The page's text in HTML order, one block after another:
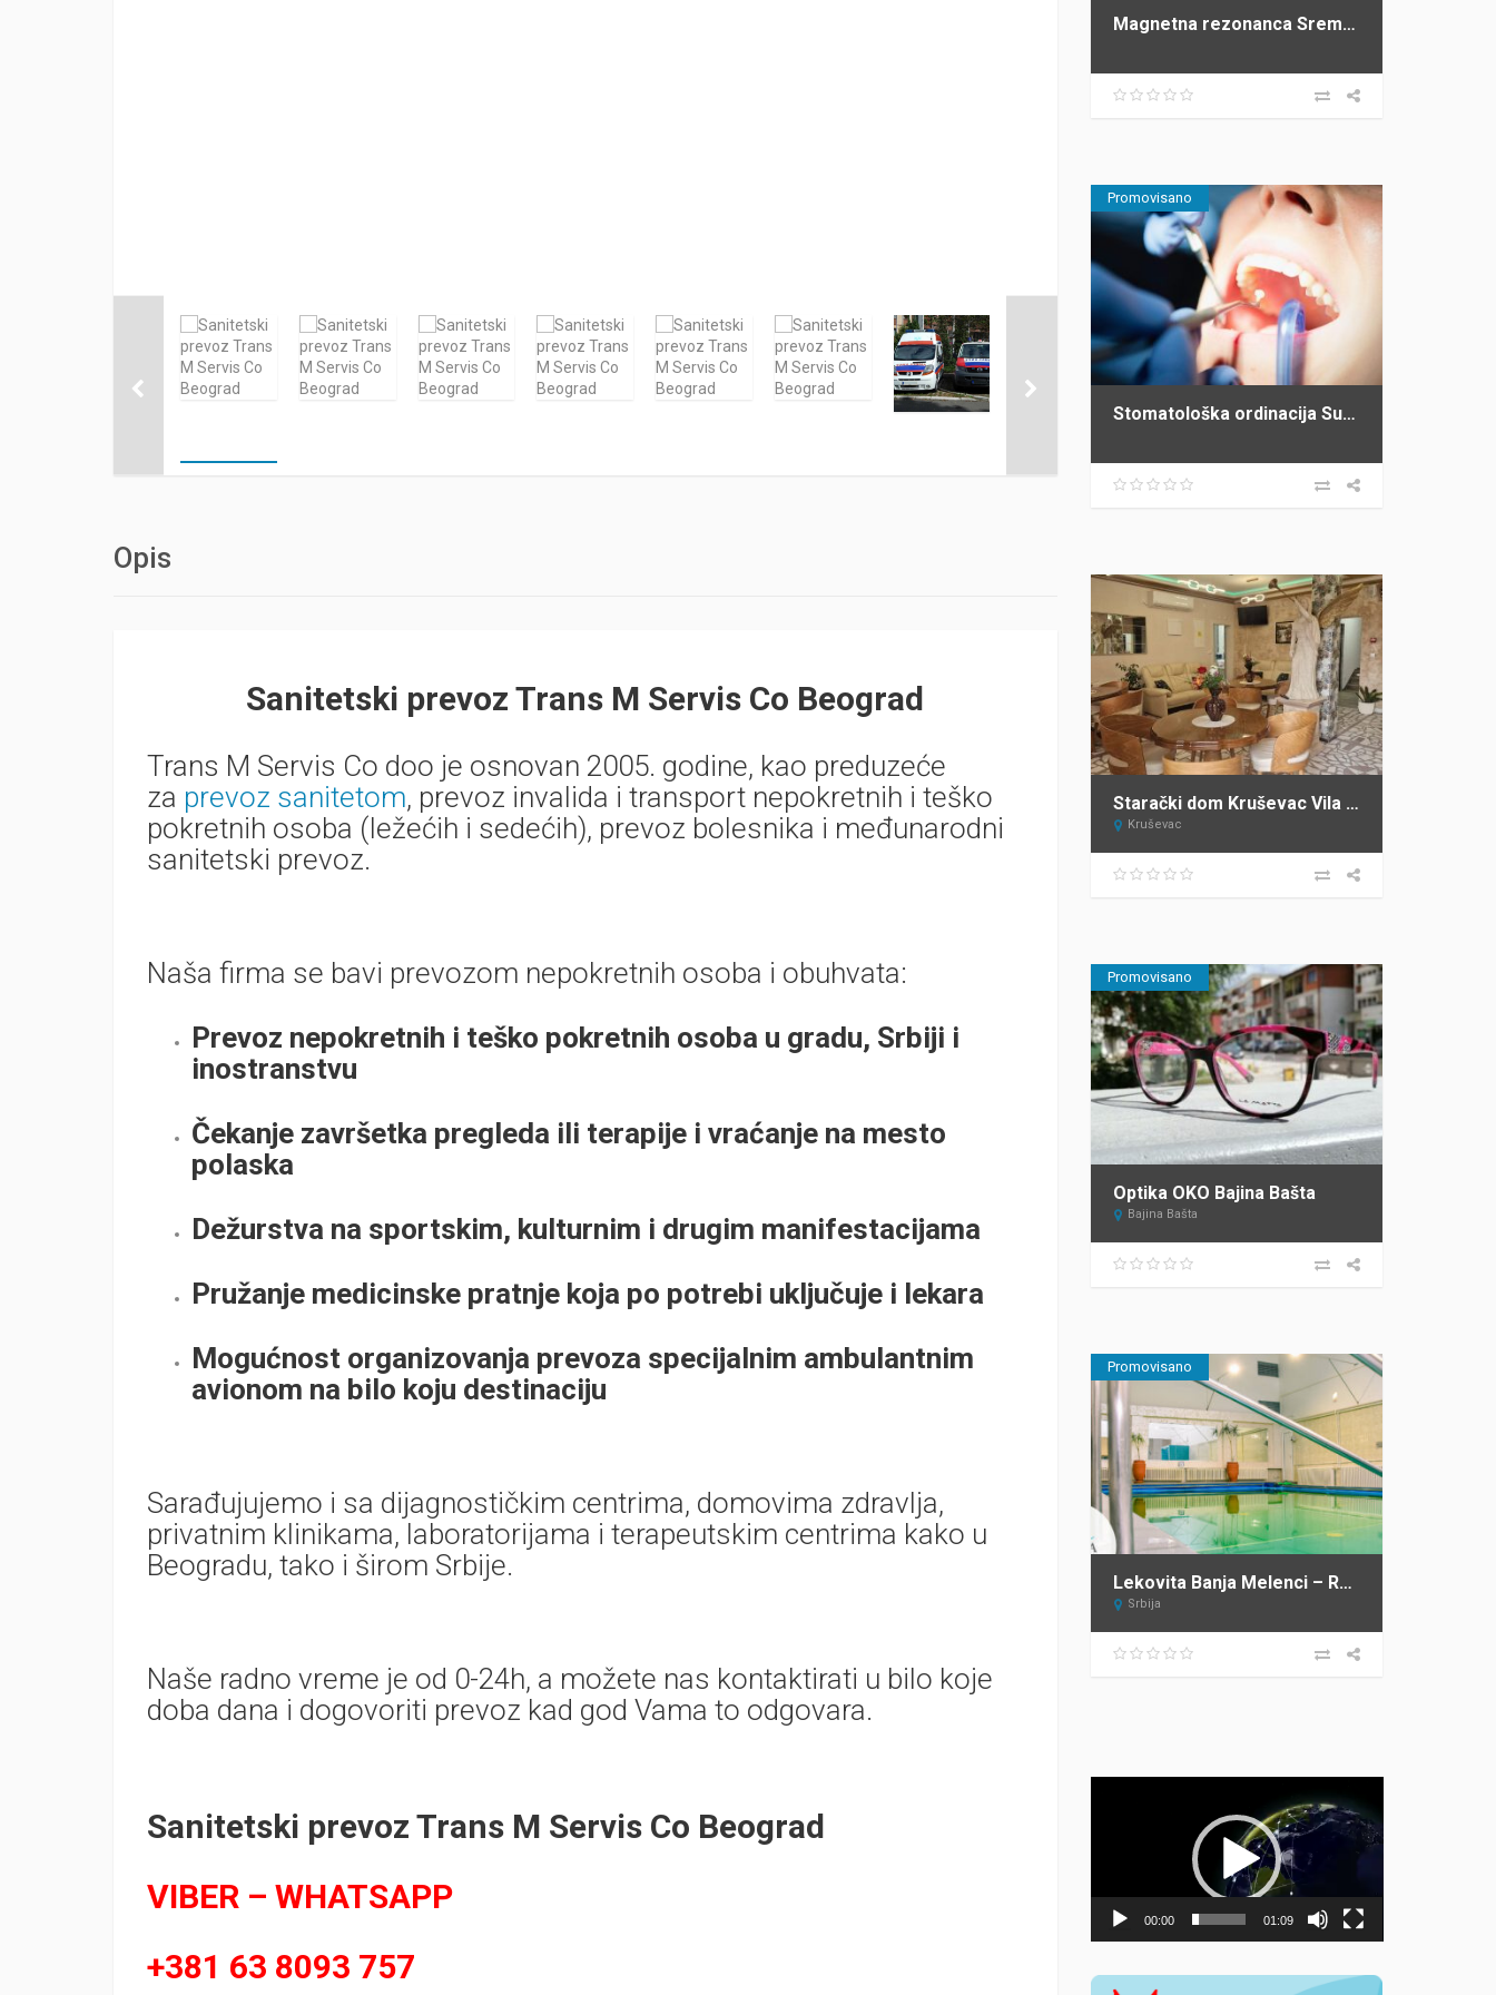
Opis
Sanitetski prevoz Trans M Servis Co Beograd
Trans M Servis Co doo je osnovan 2005. godine, kao preduzeće
za prevoz sanitetom, prevoz invalida i transport nepokretnih i teško
pokretnih osoba (ležećih i sedećih), prevoz bolesnika i međunarodni
sanitetski prevoz.
Naša firma se bavi prevozom nepokretnih osoba i obuhvata:
Prevoz nepokretnih i teško pokretnih osoba u gradu, Srbiji i
inostranstvu
Čekanje završetka pregleda ili terapije i vraćanje na mesto
polaska
Dežurstva na sportskim, kulturnim i drugim manifestacijama
Pružanje medicinske pratnje koja po potrebi uključuje i lekara
Mogućnost organizovanja prevoza specijalnim ambulantnim
avionom na bilo koju destinaciju
Sarađujujemo i sa dijagnostičkim centrima, domovima zdravlja,
privatnim klinikama, laboratorijama i terapeutskim centrima kako u
Beogradu, tako i širom Srbije.
Naše radno vreme je od 0-24h, a možete nas kontaktirati u bilo koje
doba dana i dogovoriti prevoz kad god Vama to odgovara.
Sanitetski prevoz Trans M Servis Co Beograd
VIBER – WHATSAPP
+381 63 8093 757
Magnetna rezonanca Sremska Mitrovica
Promovisano
Stomatološka ordinacija Subotički Stara Pazova
Starački dom Kruševac Vila Tresava
Kruševac
Promovisano
Optika OKO Bajina Bašta
Bajina Bašta
Promovisano
Lekovita Banja Melenci – Rusanda
Srbija
00:00 01:09